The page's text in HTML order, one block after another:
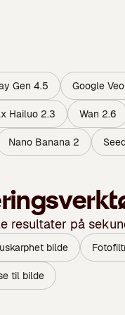
Gen 4.5 Google Veo
Hailuo 2.3 Wan 2.6
Nano Banana 2
resultater på
bilde
til bilde